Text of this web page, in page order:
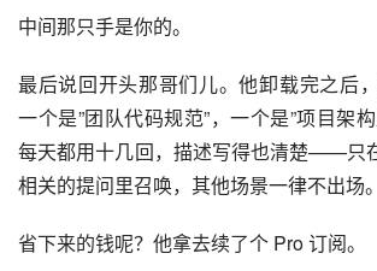
中间那只手是你的。
最后说回开头那哥们儿。他卸载完之后
一个是”团队代码规范”，一个是”项目架
每天都用十几回，描述写得也清楚——只
相关的提问里召唤，其他场景一律不出场。
省下来的钱呢？他拿去续了个 Pro 订阅。